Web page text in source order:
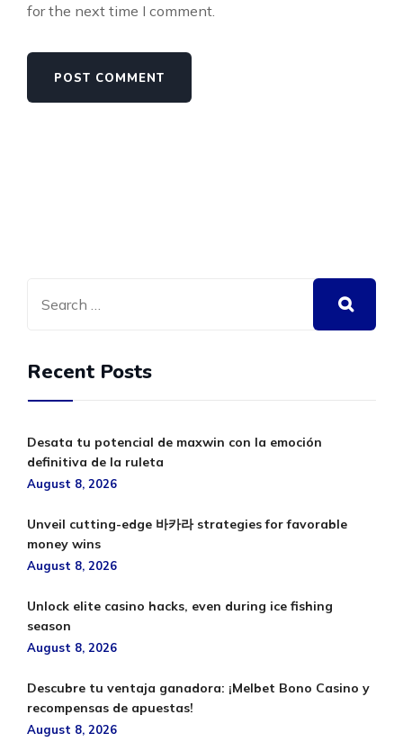
for the next time I comment.
Recent Posts
Desata tu potencial de maxwin con la emoción
definitiva de la ruleta
August 8, 2026
Unveil cutting-edge 바카라 strategies for favorable
money wins
August 8, 2026
Unlock elite casino hacks, even during ice fishing
season
August 8, 2026
Descubre tu ventaja ganadora: ¡Melbet Bono Casino y
recompensas de apuestas!
August 8, 2026